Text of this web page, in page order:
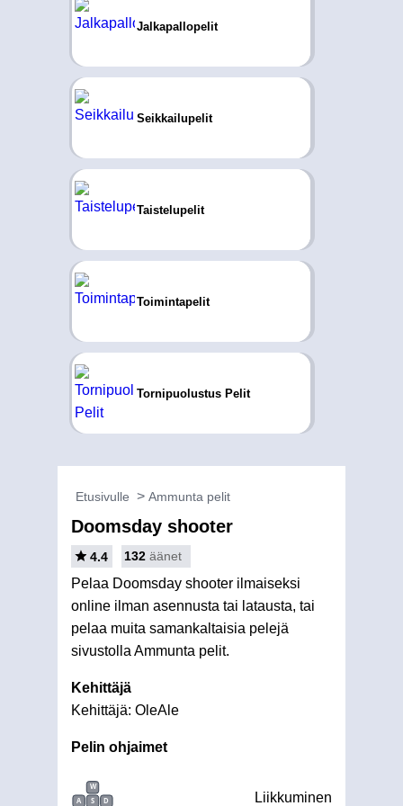
Jalkapallopelit
Seikkailupelit
Taistelupelit
Toimintapelit
Tornipuolustus Pelit
Etusivulle Ammunta pelit
Doomsday shooter
4.4 132 äänet
Pelaa Doomsday shooter ilmaiseksi
online ilman asennusta tai latausta, tai
pelaa muita samankaltaisia pelejä
sivustolla Ammunta pelit.
Kehittäjä
Kehittäjä: OleAle
Pelin ohjaimet
W
A
S D Liikkuminen